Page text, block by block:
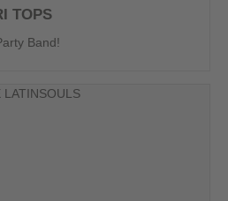
TOPS
Band!